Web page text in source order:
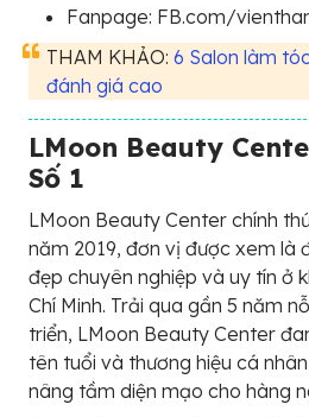
Fanpage: FB.com/
THAM KHẢO: 6 Salon làm
đánh giá cao
LMoon Beauty
Số 1
LMoon Beauty Center chính
năm 2019, đơn vị được xem là
đẹp chuyên nghiệp và uy tín ở
Chí Minh. Trải qua gần 5 năm
triển, LMoon Beauty Center
tên tuổi và thương hiệu cá
nâng tầm diện mạo cho hàng